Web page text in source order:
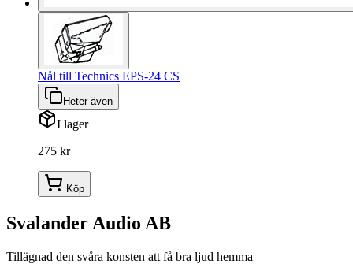
Nål till Technics EPS-24 CS
Heter även
I lager
275 kr
Köp
Svalander Audio AB
Tillägnad den svåra konsten att få bra ljud hemma